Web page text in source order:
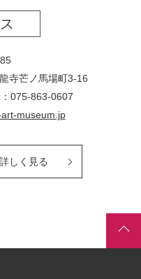
寺芒ノ馬場町3-16
075-863-0607
museum.jp
しく見る